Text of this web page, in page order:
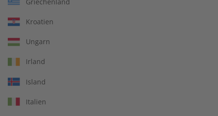
In jeder Ausgabe spannende Einblicke und aktuelle Berichte
Kroatien
Ungarn
Irland
Island
Italien